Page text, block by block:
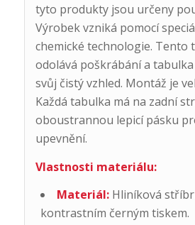
tyto produkty jsou určeny
Výrobek vzniká pomocí
chemické technologie. Tento
odolává poškrábání a
svůj čistý vzhled. Montáž je
Každá tabulka má na zadní
oboustrannou lepicí pásku
upevnění.
Vlastnosti materiálu:
Materiál:Hliníková
kontrastním černým tiskem.